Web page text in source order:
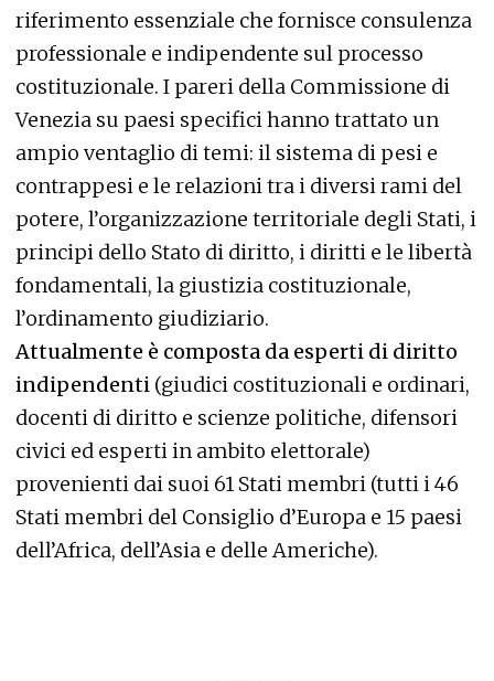
riferimento essenziale che fornisce consulenza
professionale e indipendente sul processo
costituzionale. I pareri della Commissione di
Venezia su paesi specifici hanno trattato un
ampio ventaglio di temi: il sistema di pesi e
contrappesi e le relazioni tra i diversi rami del
potere, l’organizzazione territoriale degli Stati, i
principi dello Stato di diritto, i diritti e le libertà
fondamentali, la giustizia costituzionale,
l’ordinamento giudiziario.
Attualmente è composta da esperti di diritto
indipendenti (giudici costituzionali e ordinari,
docenti di diritto e scienze politiche, difensori
civici ed esperti in ambito elettorale)
provenienti dai suoi 61 Stati membri (tutti i 46
Stati membri del Consiglio d’Europa e 15 paesi
dell’Africa, dell’Asia e delle Americhe).